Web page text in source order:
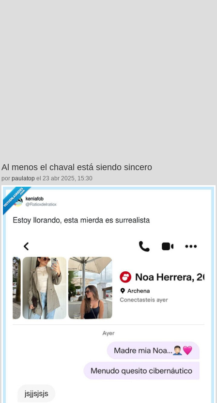
Al menos el chaval está siendo sincero
por paulatop el 23 abr 2025, 15:30